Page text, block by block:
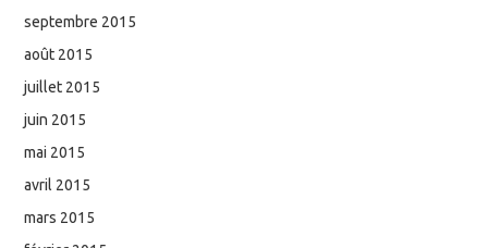
septembre 2015
août 2015
juillet 2015
juin 2015
mai 2015
avril 2015
mars 2015